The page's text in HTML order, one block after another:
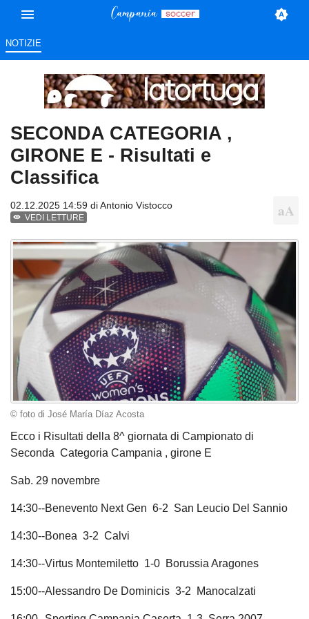
NOTIZIE
SECONDA CATEGORIA ,
GIRONE E - Risultati e
Classifica
02.12.2025 14:59 diAntonio Vistocco
VEDI LETTURE
© foto di José María Díaz Acosta
Ecco i Risultati della 8^ giornata di Campionato di
Seconda Categoria Campania , girone E
Sab. 29 novembre
14:30--Benevento Next Gen 6-2 San Leucio Del Sannio
14:30--Bonea 3-2 Calvi
14:30--Virtus Montemiletto 1-0 Borussia Aragones
15:00--Alessandro De Dominicis 3-2 Manocalzati